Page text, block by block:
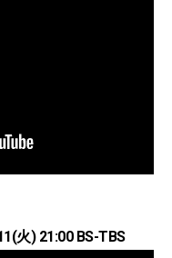
火) 21:00 BS-TBS